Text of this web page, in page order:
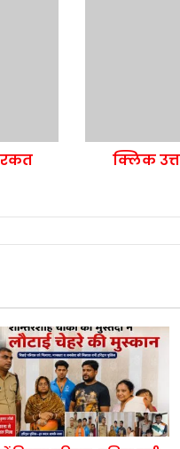
क्लिक